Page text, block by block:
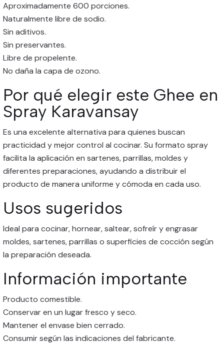
Aproximadamente 600 porciones.
Naturalmente libre de sodio.
Sin aditivos.
Sin preservantes.
Libre de propelente.
No daña la capa de ozono.
Por qué elegir este Ghee en
Spray Karavansay
Es una excelente alternativa para quienes buscan
practicidad y mejor control al cocinar. Su formato spray
facilita la aplicación en sartenes, parrillas, moldes y
diferentes preparaciones, ayudando a distribuir el
producto de manera uniforme y cómoda en cada uso.
Usos sugeridos
Ideal para cocinar, hornear, saltear, sofreír y engrasar
moldes, sartenes, parrillas o superficies de cocción según
la preparación deseada.
Información importante
Producto comestible.
Conservar en un lugar fresco y seco.
Mantener el envase bien cerrado.
Consumir según las indicaciones del fabricante.